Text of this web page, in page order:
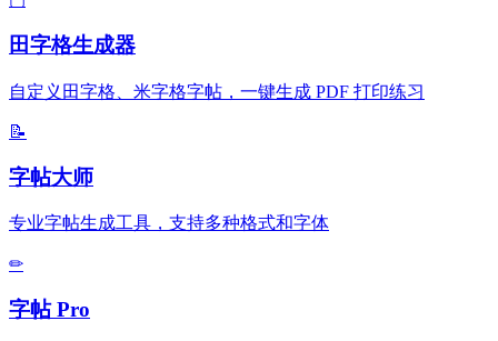
田字格生成器
自定义田字格、米字格字帖，一键生成 PDF 打印练习
📝
字帖大师
专业字帖生成工具，支持多种格式和字体
✏
字帖 Pro